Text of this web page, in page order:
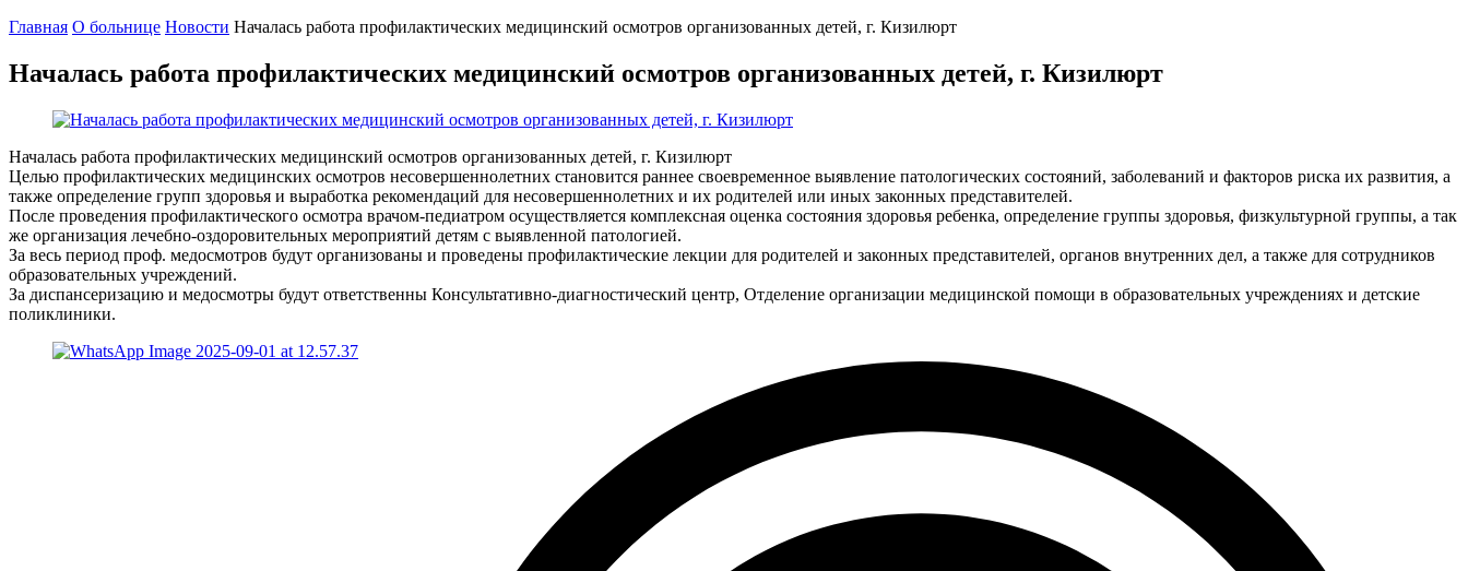
Главная О больнице Новости Началась работа профилактических медицинский осмотров организованных детей, г. Кизилюрт
Началась работа профилактических медицинский осмотров организованных детей, г. Кизилюрт
Началась работа профилактических медицинский осмотров организованных детей, г. Кизилюрт
Целью профилактических медицинских осмотров несовершеннолетних становится раннее своевременное выявление патологических состояний, заболеваний и факторов риска их развития, а
также определение групп здоровья и выработка рекомендаций для несовершеннолетних и их родителей или иных законных представителей.
После проведения профилактического осмотра врачом-педиатром осуществляется комплексная оценка состояния здоровья ребенка, определение группы здоровья, физкультурной группы, а так
же организация лечебно-оздоровительных мероприятий детям с выявленной патологией.
За весь период проф. медосмотров будут организованы и проведены профилактические лекции для родителей и законных представителей, органов внутренних дел, а также для сотрудников
образовательных учреждений.
За диспансеризацию и медосмотры будут ответственны Консультативно-диагностический центр, Отделение организации медицинской помощи в образовательных учреждениях и детские
поликлиники.